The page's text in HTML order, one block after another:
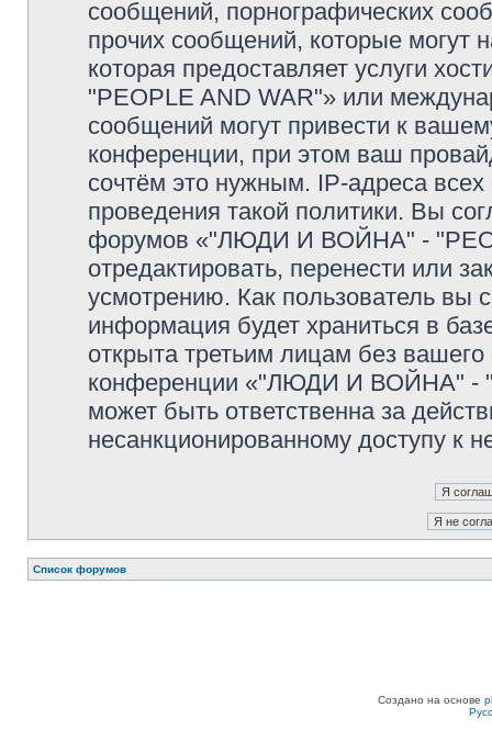
сообщений, порнографических
прочих сообщений, которые могут
которая предоставляет услуги
"PEOPLE AND WAR"» или
сообщений могут привести к
конференции, при этом ваш
сочтём это нужным. IP-адреса
проведения такой политики. Вы
форумов «"ЛЮДИ И ВОЙНА" -
отредактировать, перенести или
усмотрению. Как пользователь вы
информация будет храниться в
открыта третьим лицам без
конференции «"ЛЮДИ И ВОЙНА" -
может быть ответственна за
несанкционированному доступу к
Список форумов
Создано на основе